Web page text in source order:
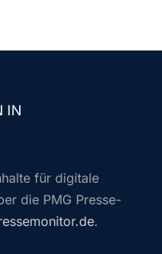
IN
für digitale
die PMG Presse-
.